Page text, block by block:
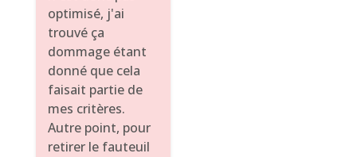
optimisé, j'ai
trouvé ça
dommage étant
donné que cela
faisait partie de
mes critères.
Autre point, pour
retirer le fauteuil